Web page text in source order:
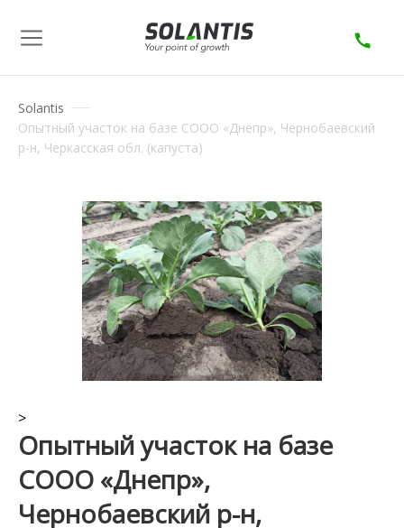
Solantis
Опытный участок на базе СООО «Днепр», Чернобаевский
р-н, Черкасская обл. (капуста)
>
Опытный участок на базе
СООО «Днепр»,
Чернобаевский р-н,